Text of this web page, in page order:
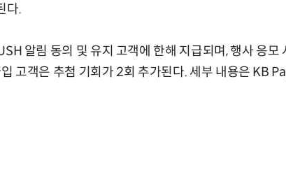
다.
알림 동의 및 유지 고객에 한해 지급되며, 행사 응모
고객은 추첨 기회가 2회 추가된다. 세부 내용은 KB